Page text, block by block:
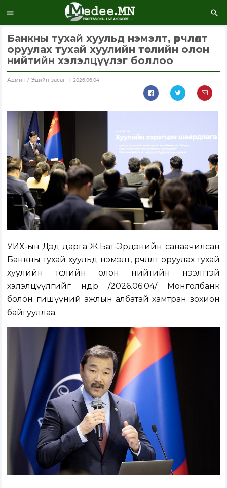
Банкны тухай хуульд нэмэлт, өөрчлөлт
оруулах тухай хуулийн төслийн олон
нийтийн хэлэлцүүлэг боллоо
Aдмин / Эдийн засаг 2026.06.04
УИХ-ын Дэд дарга Ж.Бат-Эрдэнийн санаачилсан
Банкны тухай хуульд нэмэлт, өөрчлөлт оруулах тухай
хуулийн төслийн олон нийтийн нээлттэй
хэлэлцүүлгийг өнөөдөр /2026.06.04/ Монголбанк
болон гишүүний ажлын албатай хамтран зохион
байгууллаа.